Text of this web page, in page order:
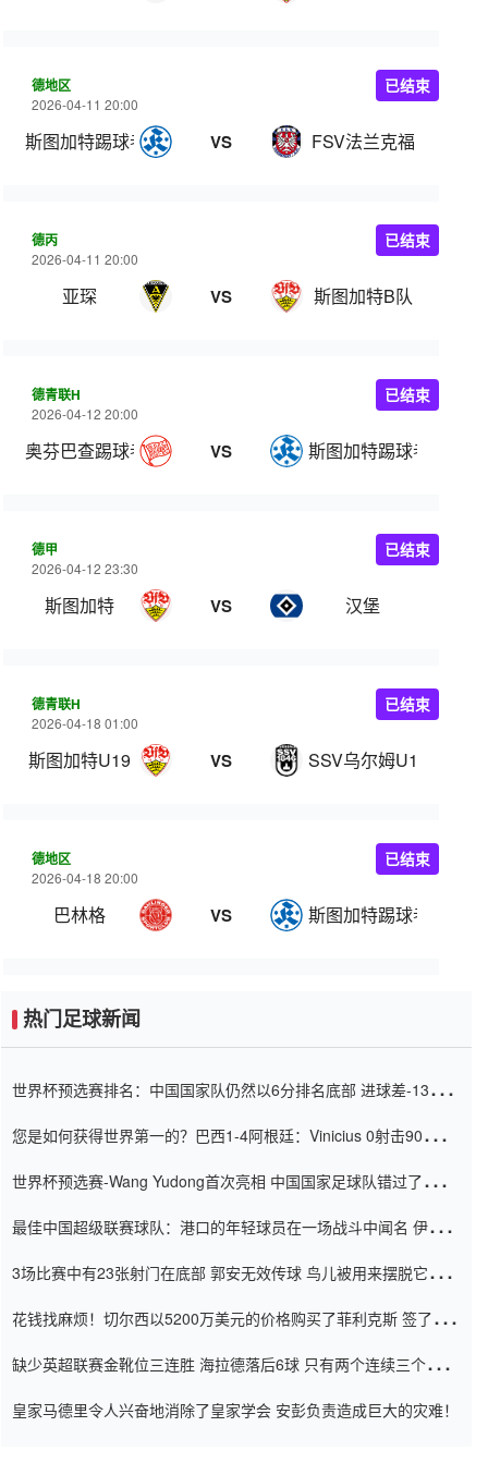
德地区
2026-04-11 20:00
斯图加特踢球者 VS FSV法兰克福
已结束
德丙
2026-04-11 20:00
亚琛 VS 斯图加特B队
已结束
德青联H
2026-04-12 20:00
奥芬巴查踢球者U19 VS 斯图加特踢球者U19
已结束
德甲
2026-04-12 23:30
斯图加特 VS 汉堡
已结束
德青联H
2026-04-18 01:00
斯图加特U19 VS SSV乌尔姆U19
已结束
德地区
2026-04-18 20:00
巴林格 VS 斯图加特踢球者
已结束
热门足球新闻
世界杯预选赛排名：中国国家队仍然以6分排名底部 进球差-13令人
您是如何获得世界第一的？巴西1-4阿根廷：Vinicius 0射击90分钟
世界杯预选赛-Wang Yudong首次亮相 中国国家足球队错过了世界
最佳中国超级联赛球队：港口的年轻球员在一场战斗中闻名 伊万放
3场比赛中有23张射门在底部 郭安无效传球 鸟儿被用来摆脱它
花钱找麻烦！切尔西以5200万美元的价格购买了菲利克斯 签了7年
缺少英超联赛金靴位三连胜 海拉德落后6球 只有两个连续三个连续
皇家马德里令人兴奋地消除了皇家学会 安彭负责造成巨大的灾难！